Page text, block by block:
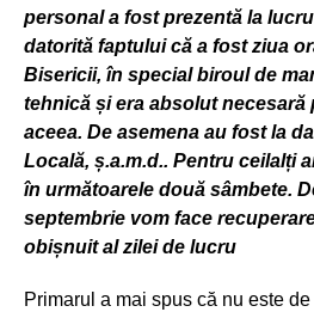
personal a fost prezentă la
datorită faptului că a fost ziua
Bisericii, în special biroul de
tehnică și era absolut necesară
aceea. De asemena au fost la
Locală, ș.a.m.d.. Pentru ceilalți
în următoarele două sâmbete.
septembrie vom face
obișnuit al zilei de lucru
Primarul a mai spus că nu este